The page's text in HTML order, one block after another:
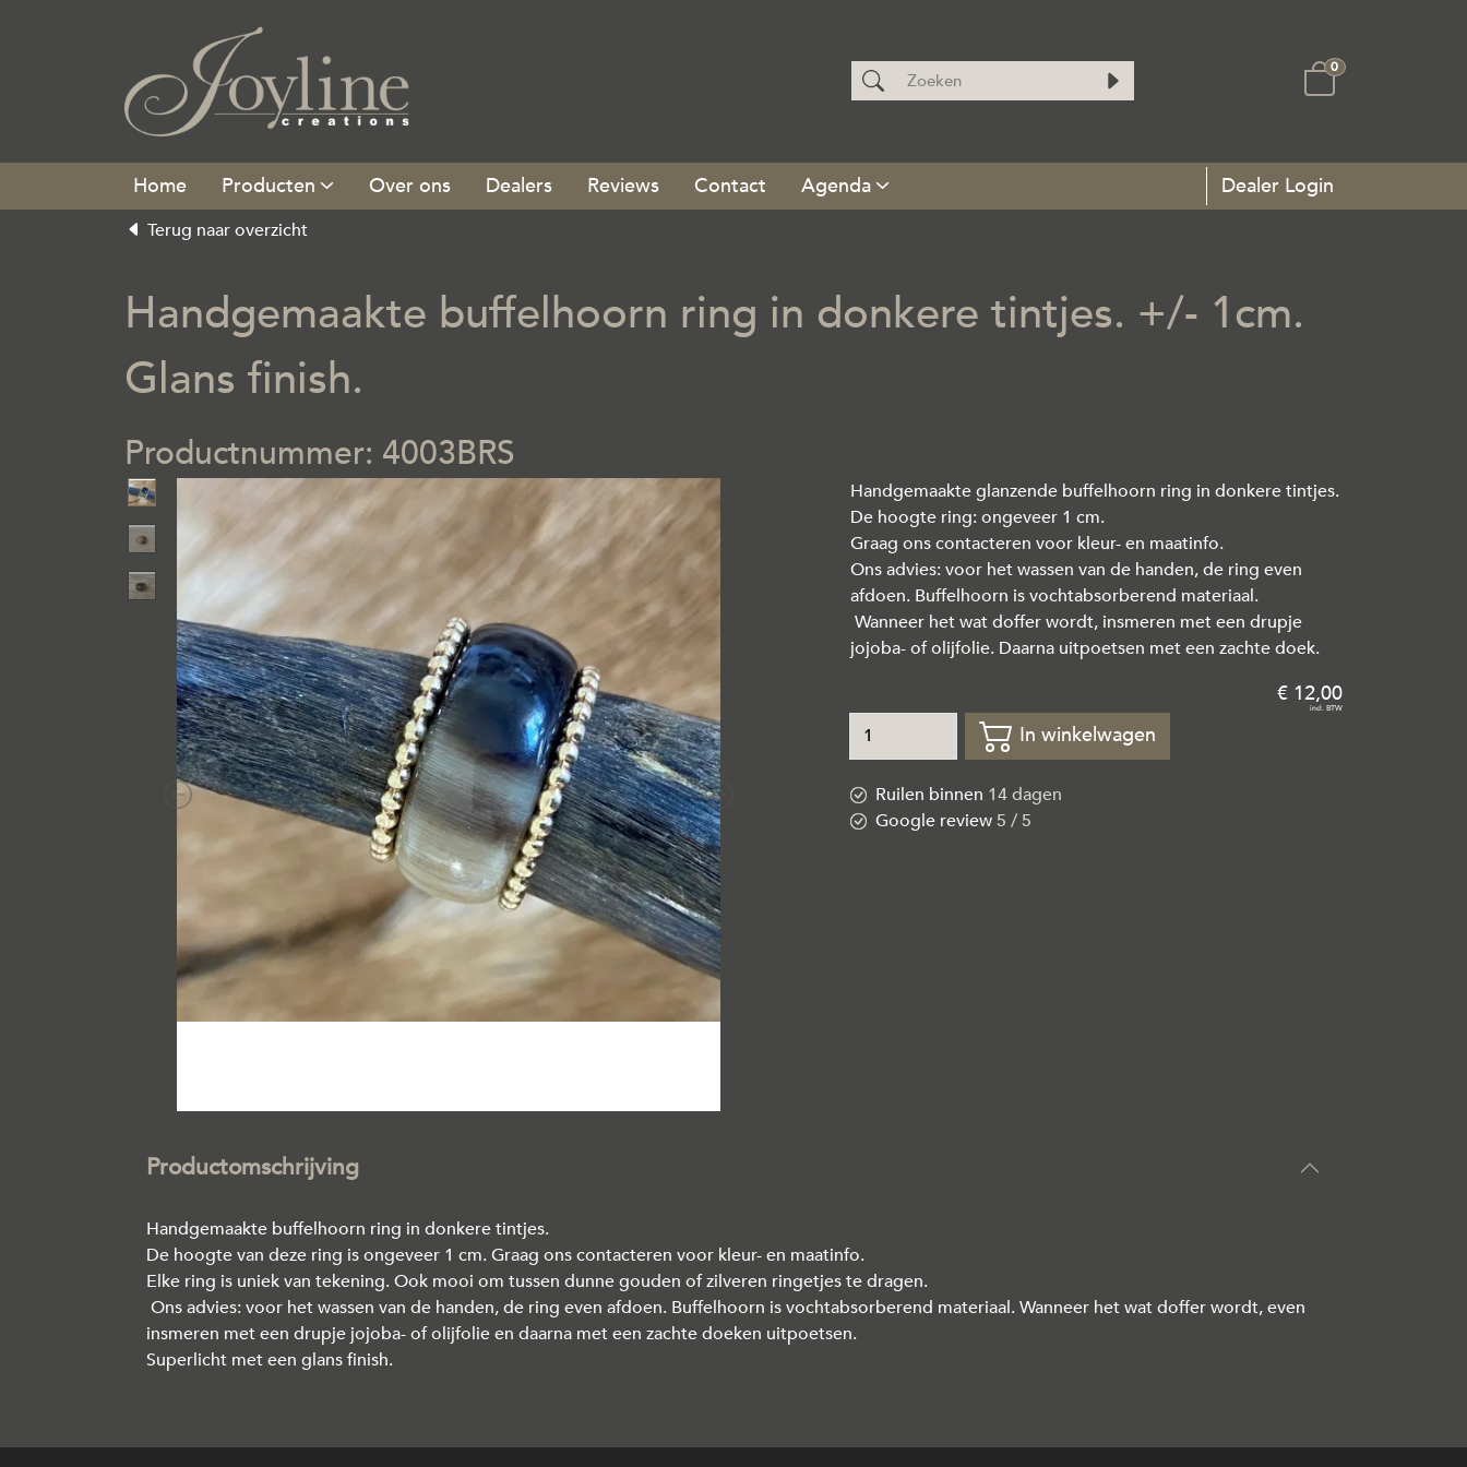
0
Producten Over ons Dealers Reviews Contact Agenda Dealer Login
Terug naar overzicht
Handgemaakte buffelhoorn ring in donkere tintjes. +/- 1cm.
Glans finish.
Previous Next
Handgemaakte glanzende buffelhoorn ring in donkere tintjes.
De hoogte ring: ongeveer 1 cm.
Graag ons contacteren voor kleur- en maatinfo.
Ons advies: voor het wassen van de handen, de ring even
afdoen. Buffelhoorn is vochtabsorberend materiaal.
Wanneer het wat doffer wordt, insmeren met een drupje
jojoba- of olijfolie. Daarna uitpoetsen met een zachte doek.
12,00
In winkelwagen
Ruilen binnen 14 dagen
Google review5 / 5
Productomschrijving
Handgemaakte buffelhoorn ring in donkere tintjes.
De hoogte van deze ring is ongeveer 1 cm. Graag ons contacteren voor kleur- en maatinfo.
Elke ring is uniek van tekening. Ook mooi om tussen dunne gouden of zilveren ringetjes te dragen.
Ons advies: voor het wassen van de handen, de ring even afdoen. Buffelhoorn is vochtabsorberend materiaal. Wanneer het wat doffer wordt, even
insmeren met een drupje jojoba- of olijfolie en daarna met een zachte doeken uitpoetsen.
Superlicht met een glans finish.